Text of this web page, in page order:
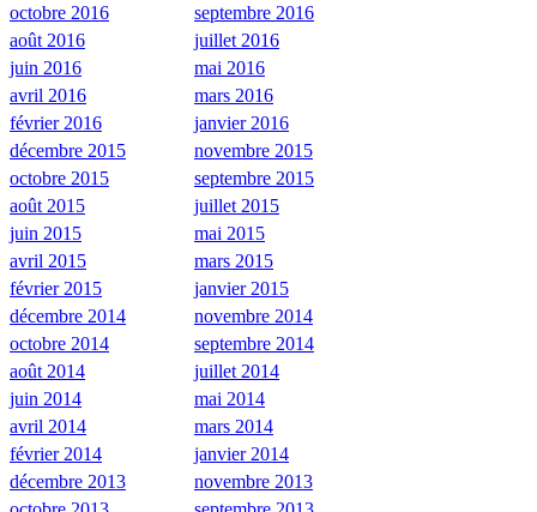
octobre 2016
septembre 2016
août 2016
juillet 2016
juin 2016
mai 2016
avril 2016
mars 2016
février 2016
janvier 2016
décembre 2015
novembre 2015
octobre 2015
septembre 2015
août 2015
juillet 2015
juin 2015
mai 2015
avril 2015
mars 2015
février 2015
janvier 2015
décembre 2014
novembre 2014
octobre 2014
septembre 2014
août 2014
juillet 2014
juin 2014
mai 2014
avril 2014
mars 2014
février 2014
janvier 2014
décembre 2013
novembre 2013